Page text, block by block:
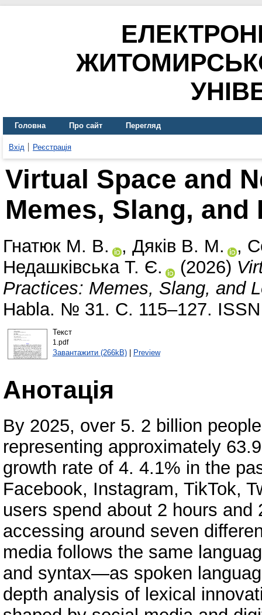
Головна Про сайт Перегляд
Вхід Реєстрація
Virtual Space and
Memes, Slang,
Гнатюк М. В. , Дяків В. М. ,
Недашківська Т. Є.
(2026)
Practices: Memes, Slang, and
Habla. № 31. С. 115–127.
Текст
1.pdf
Завантажити (266kB)| Preview
Анотація
By 2025, over 5. 2 billion
representing approximately
growth rate of 4. 4.1% in the
Facebook, Instagram, TikTok,
users spend about 2 hours
accessing around seven
media follows the same
and syntax—as spoken
depth analysis of lexical